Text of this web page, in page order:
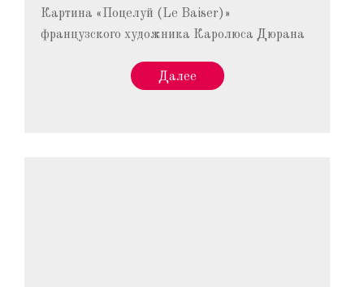
Картина «Поцелуй (Le Baiser)»
французского художника Каролюса Дюрана
Далее